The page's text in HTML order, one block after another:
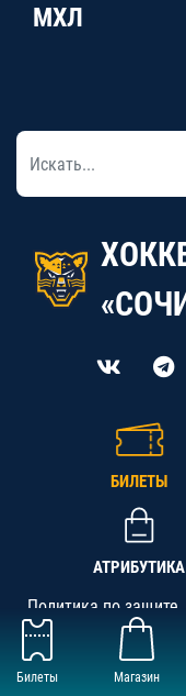
Билеты Магазин
МХЛ
БИЛЕТЫ
АТРИБУТИКА
Политика по
АНО «СК